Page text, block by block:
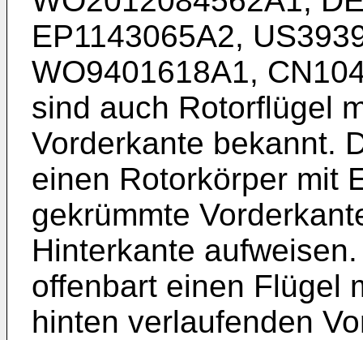
EP1143065A2,
WO9401618A1,
sind auch Rotorflügel
Vorderkante bekannt.
einen Rotorkörper mit
gekrümmte
Hinterkante
offenbart einen Flügel
hinten verlaufenden